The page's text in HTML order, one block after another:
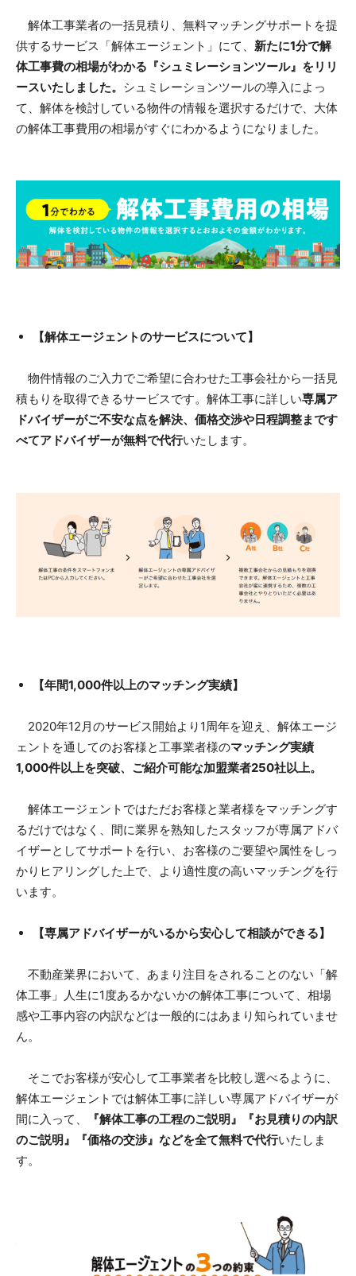
解体工事業者の一括見積り、無料マッチングサポートを提
供するサービス「解体エージェント」にて、 新たに1分で解
体工事費の相場がわかる『シュミレーションツール』をリリ
ースいたしました。 シュミレーションツールの導入によっ
て、解体を検討している物件の情報を選択するだけで、大体
の解体工事費用の相場がすぐにわかるようになりました。
【解体エージェントのサービスについて】
物件情報のご入力でご希望に合わせた工事会社から一括見
積もりを取得できるサービスです。解体工事に詳しい専属ア
ドバイザーがご不安な点を解決、価格交渉や日程調整まです
べてアドバイザーが無料で代行いたします。
【年間1,000件以上のマッチング実績】
2020年12月のサービス開始より1周年を迎え、解体エージ
ェントを通してのお客様と工事業者様のマッチング実績
1,000件以上を突破、ご紹介可能な加盟業者250社以上。
解体エージェントではただお客様と業者様をマッチングす
るだけではなく、間に業界を熟知したスタッフが専属アドバ
イザーとしてサポートを行い、お客様のご要望や属性をしっ
かりヒアリングした上で、より適性度の高いマッチングを行
います。
【専属アドバイザーがいるから安心して相談ができる】
不動産業界において、あまり注目をされることのない「解
体工事」人生に1度あるかないかの解体工事について、相場
感や工事内容の内訳などは一般的にはあまり知られていませ
ん。
そこでお客様が安心して工事業者を比較し選べるように、
解体エージェントでは解体工事に詳しい専属アドバイザーが
間に入って、
『解体工事の工程のご説明』『お見積りの内訳
のご説明』『価格の交渉』などを全て無料で代行いたしま
す。